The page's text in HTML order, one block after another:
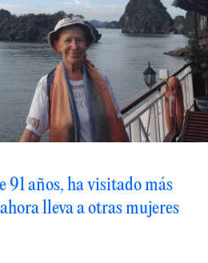
años, ha visitado más
lleva a otras mujeres